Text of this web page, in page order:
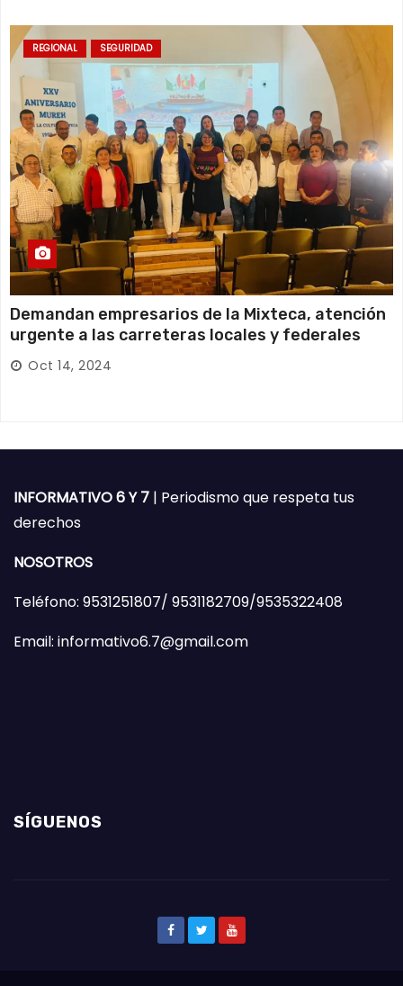
REGIONAL SEGURIDAD
Demandan empresarios de la Mixteca, atención
urgente a las carreteras locales y federales
Oct 14, 2024
INFORMATIVO 6 Y 7 | Periodismo que respeta tus
derechos
NOSOTROS
Teléfono: 9531251807/ 9531182709/9535322408
Email: informativo6.7@gmail.com
SÍGUENOS